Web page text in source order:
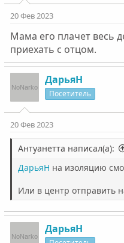
20 Фев 2023
Мама его плачет весь
приехать с отцом.
ДарьяН
Посетитель
20 Фев 2023
Антуанетта написал(а):
ДарьяН на изоляцию
Или в центр отправить
ДарьяН